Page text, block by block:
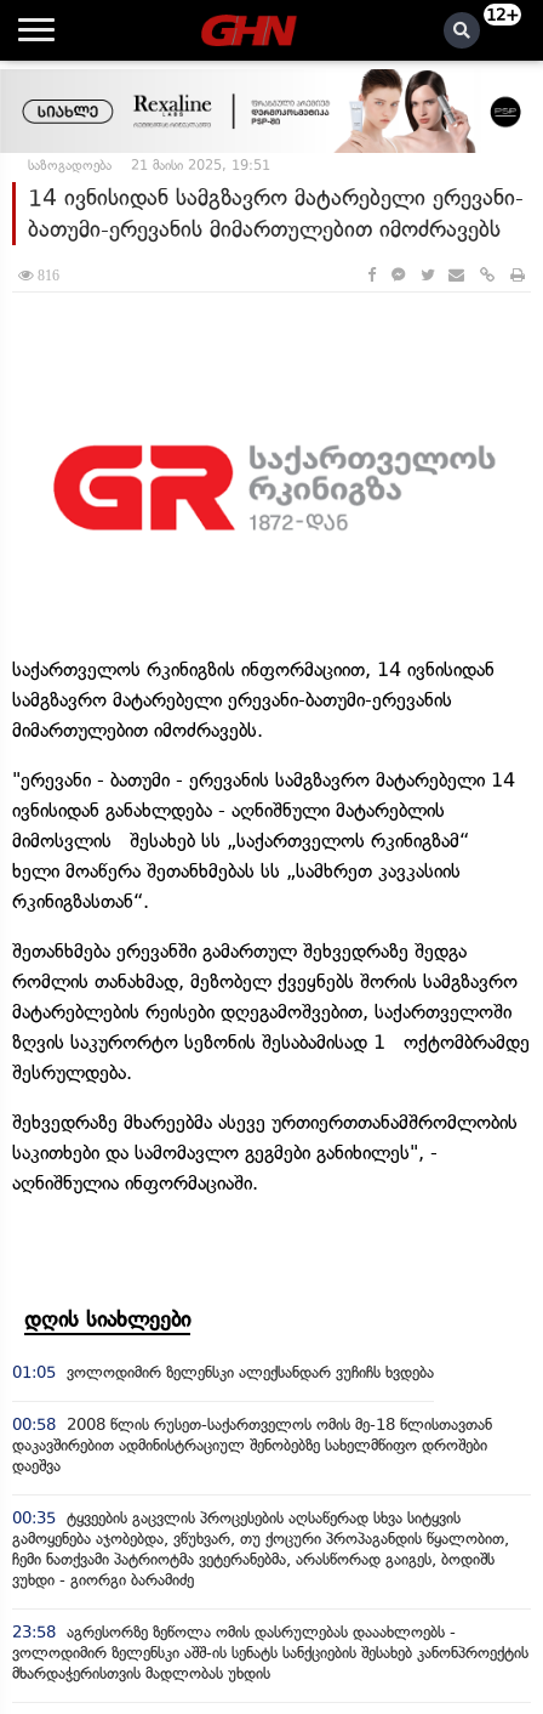
12+
საზოგადოება 21 მაისი 2025, 19:51
14 ივნისიდან სამგზავრო მატარებელი ერევანი-
ბათუმი-ერევანის მიმართულებით იმოძრავებს
816
საქართველოს რკინიგზის ინფორმაციით, 14 ივნისიდან
სამგზავრო მატარებელი ერევანი-ბათუმი-ერევანის
მიმართულებით იმოძრავებს.
"ერევანი - ბათუმი - ერევანის სამგზავრო მატარებელი 14
ივნისიდან განახლდება - აღნიშნული მატარებლის
მიმოსვლის შესახებ სს „საქართველოს რკინიგზამ“
ხელი მოაწერა შეთანხმებას სს „სამხრეთ კავკასიის
რკინიგზასთან“.
შეთანხმება ერევანში გამართულ შეხვედრაზე შედგა
რომლის თანახმად, მეზობელ ქვეყნებს შორის სამგზავრო
მატარებლების რეისები დღეგამოშვებით, საქართველოში
ზღვის საკურორტო სეზონის შესაბამისად 1 ოქტომბრამდე
შესრულდება.
შეხვედრაზე მხარეებმა ასევე ურთიერთთანამშრომლობის
საკითხები და სამომავლო გეგმები განიხილეს", -
აღნიშნულია ინფორმაციაში.
დღის სიახლეები
01:05 ვოლოდიმირ ზელენსკი ალექსანდარ ვუჩიჩს ხვდება
00:58
2008 წლის რუსეთ-საქართველოს ომის მე-18 წლისთავთან
დაკავშირებით ადმინისტრაციულ შენობებზე სახელმწიფო დროშები
დაეშვა
00:35 ტყვეების გაცვლის პროცესების აღსაწერად სხვა სიტყვის
გამოყენება აჯობებდა, ვწუხვარ, თუ ქოცური პროპაგანდის წყალობით,
ჩემი ნათქვამი პატრიოტმა ვეტერანებმა, არასწორად გაიგეს, ბოდიშს
ვუხდი - გიორგი ბარამიძე
23:58 აგრესორზე ზეწოლა ომის დასრულებას დააახლოებს -
ვოლოდიმირ ზელენსკი აშშ-ის სენატს სანქციების შესახებ კანონპროექტის
მხარდაჭერისთვის მადლობას უხდის